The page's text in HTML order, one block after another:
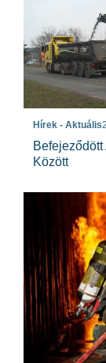
Hírek - Aktuális
Között